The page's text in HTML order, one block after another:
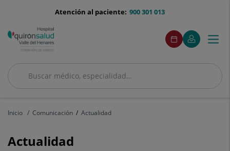
menu-
900 301 013
Atención al paciente:
Buscar
Buscar
menuAcceso
Pedir
cita
Este
enlace
se
en
Mi
Quirónsalud
Este
enlace
se
en
ventana
Menú
Inicio Comunicación Actualidad
Actualidad